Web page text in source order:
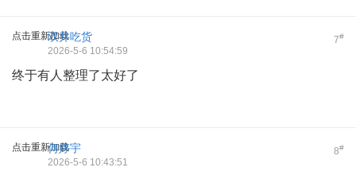
点击重新加载 7#
双井吃货
2026-5-6 10:54:59
终于有人整理了太好了
点击重新加载 8#
何婷宇
2026-5-6 10:43:51